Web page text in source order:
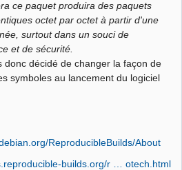
ce paquet produira des paquets
octet par octet à partir d'une
surtout dans un souci de
et de sécurité.
donc décidé de changer la façon de
symboles au lancement du logiciel
ReproducibleBuilds/About
builds.org/r … otech.html